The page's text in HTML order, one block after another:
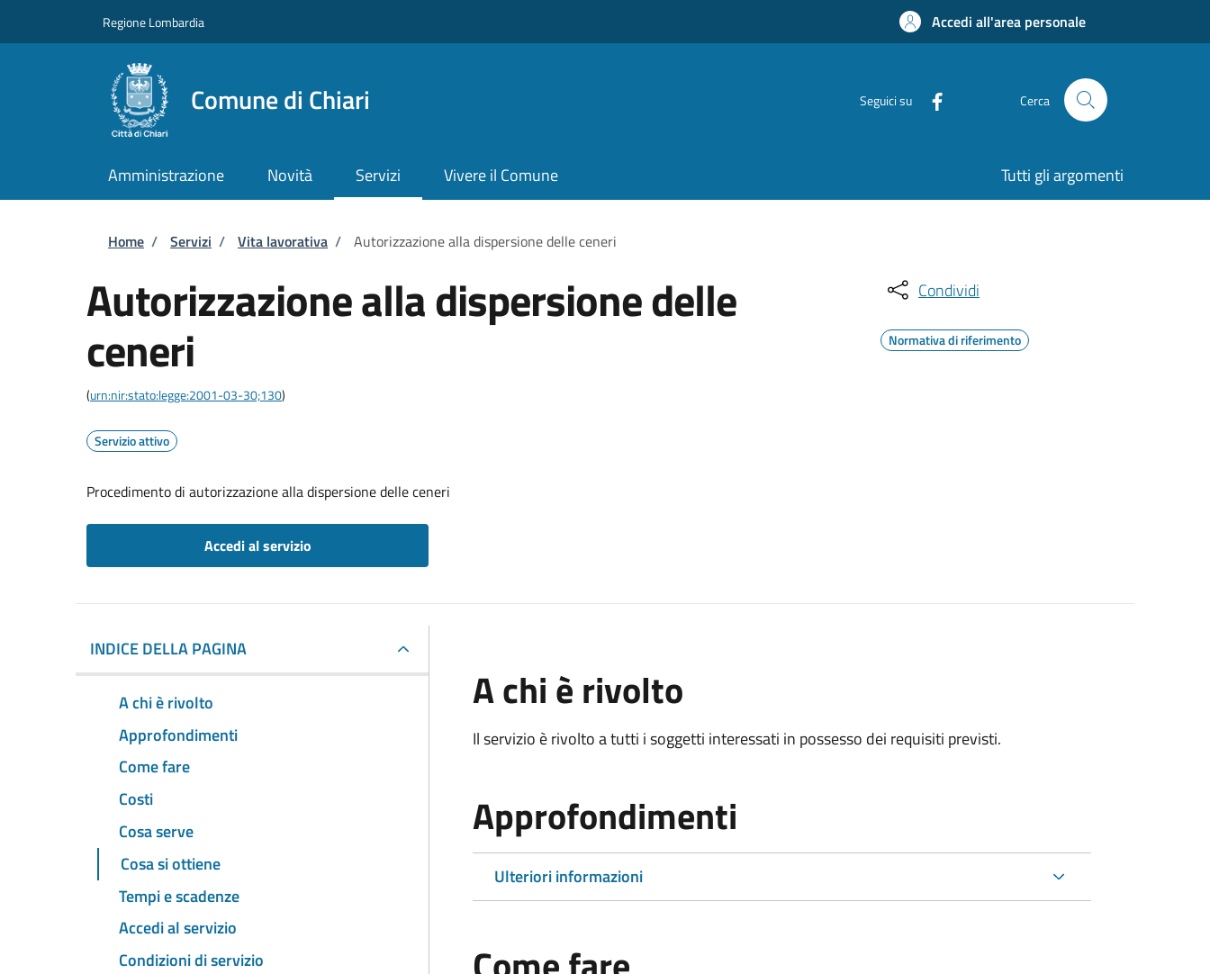
Regione Lombardia Accedi all'area personale
Comune di Chiari Seguici su Cerca
Amministrazione Novità Servizi Vivere il Comune Tutti gli argomenti
Briciole di pane
Home / Servizi / Vita lavorativa / Autorizzazione alla dispersione delle ceneri
Autorizzazione alla dispersione delle
ceneri
(urn:nir:stato:legge:2001-03-30;130)
Servizio attivo
Procedimento di autorizzazione alla dispersione delle ceneri
Accedi al servizio
Condividi
Normativa di riferimento
INDICE DELLA PAGINA
A chi è rivolto
Approfondimenti
Come fare
Costi
Cosa serve
Cosa si ottiene
Tempi e scadenze
Accedi al servizio
Condizioni di servizio
A chi è rivolto
Il servizio è rivolto a tutti i soggetti interessati in possesso dei requisiti previsti.
Approfondimenti
Ulteriori informazioni